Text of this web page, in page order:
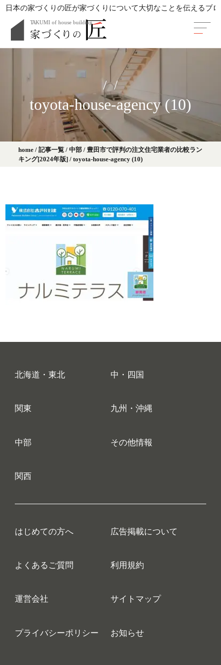
日本の家づくりの匠が家づくりについて大切なことを伝えるブ
toyota-house-agency (10)
home/ 記事一覧/ 中部/ 豊田市で評判の注文住宅業者の比較ラン
キング[2024年版]/ toyota-house-agency (10)
北海道・東北 中・四国
関東 九州・沖縄
中部 その他情報
関西
はじめての方へ 広告掲載について
よくあるご質問 利用規約
運営会社 サイトマップ
プライバシーポリシー お知らせ